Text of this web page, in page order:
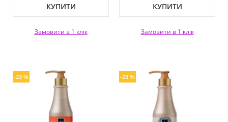
КУПИТИ
Замовити в 1 клік
КУПИТИ
Замовити в 1 клік
-23 % -23 %